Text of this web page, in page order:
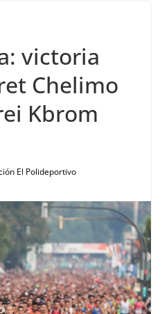
victoria
Chelimo
Kbrom
El Polideportivo